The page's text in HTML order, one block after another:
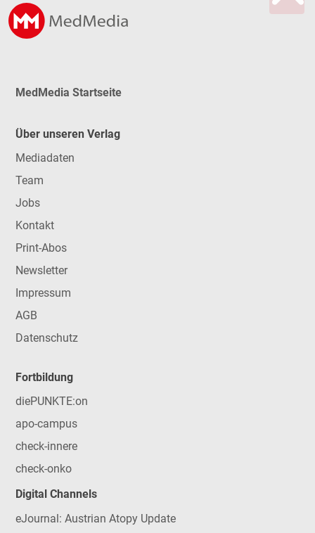
MedMedia Startseite
Über unseren Verlag
Mediadaten
Team
Jobs
Kontakt
Print-Abos
Newsletter
Impressum
AGB
Datenschutz
Fortbildung
diePUNKTE:on
apo-campus
check-innere
check-onko
Digital Channels
eJournal: Austrian Atopy Update